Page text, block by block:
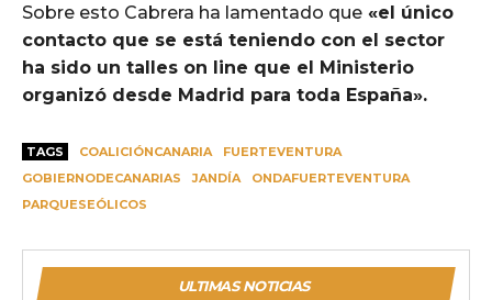
Sobre esto Cabrera ha lamentado que «el único
contacto que se está teniendo con el sector
ha sido un talles on line que el Ministerio
organizó desde Madrid para toda España».
TAGS COALICIÓNCANARIA
FUERTEVENTURA
GOBIERNODECANARIAS
JANDÍA
ONDAFUERTEVENTURA
PARQUESEÓLICOS
ULTIMAS NOTICIAS